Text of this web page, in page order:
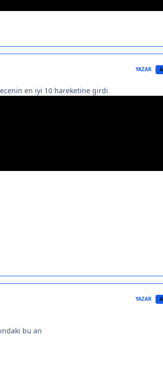
YAZAR
en iyi 10 hareketine girdi
YAZAR
bu an